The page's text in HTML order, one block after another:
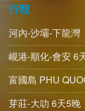
行程
河內-沙壩-下龍灣
峴港-順化-會安 6
富國島 PHU
芽莊-大叻 6天5晚